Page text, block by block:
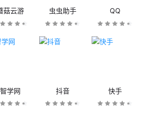
菇云游 虫虫助手 QQ
智学网 抖音 快手